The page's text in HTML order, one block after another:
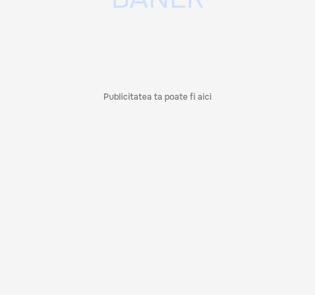
Publicitatea ta poate fi aici